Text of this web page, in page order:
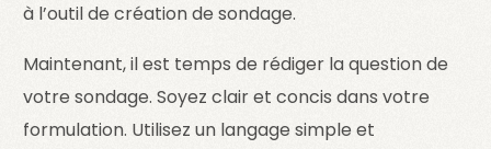
à l’outil de création de sondage.
Maintenant, il est temps de rédiger la question de
votre sondage. Soyez clair et concis dans votre
formulation. Utilisez un langage simple et